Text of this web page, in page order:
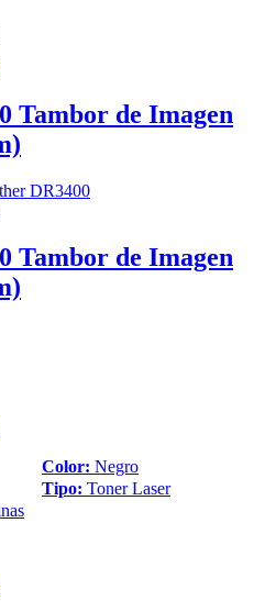
Tambor de Imagen
Tambor de Imagen
Color: Negro
Tipo: Toner Laser